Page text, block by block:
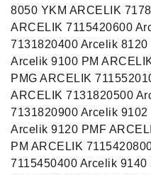
8050 YKM ARCELIK
ARCELIK 7115420600
7131820400 Arcelik
Arcelik 9100 PM
PMG ARCELIK
ARCELIK 7131820500
7131820900 Arcelik
Arcelik 9120 PMF
PM ARCELIK
7115450400 Arcelik